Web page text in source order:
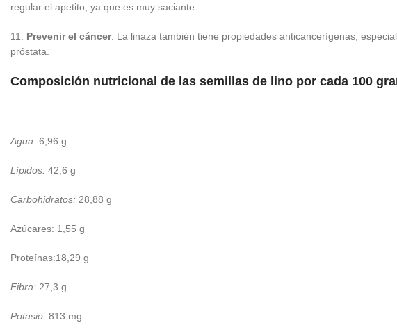
regular el apetito, ya que es muy saciante.
11. Prevenir el cáncer: La linaza también tiene propiedades anticancerígenas,
próstata.
Composición nutricional de las semillas de lino por cada 100
Agua: 6,96 g
Lípidos: 42,6 g
Carbohidratos: 28,88 g
Azúcares: 1,55 g
Proteínas:18,29 g
Fibra: 27,3 g
Potasio: 813 mg